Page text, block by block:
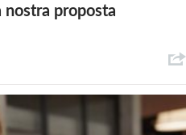
proposta